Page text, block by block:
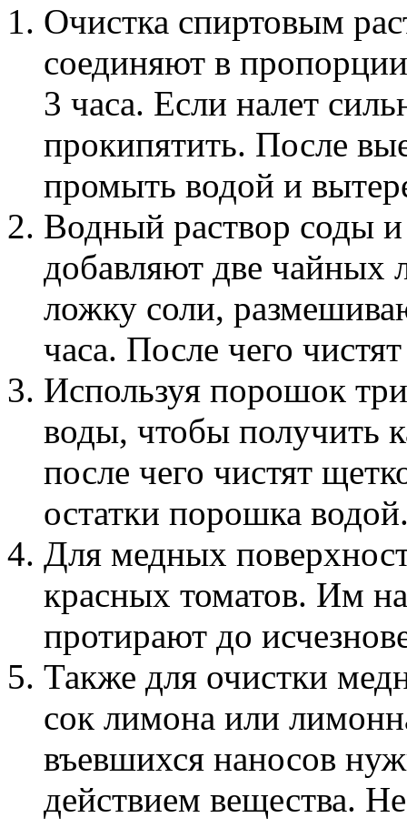
Очистка спиртовым
соединяют в
3 часа. Если налет
прокипятить. После
промыть водой и
Водный раствор соды
добавляют две
ложку соли,
часа. После чего
Используя порошок
воды, чтобы получить
после чего чистят
остатки порошка
Для медных
красных томатов. Им
протирают до
Также для очистки
сок лимона или
въевшихся наносов
действием вещества.